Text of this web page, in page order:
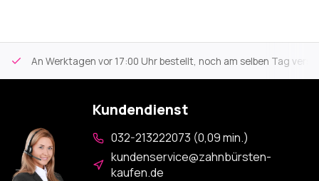
An Werktagen vor 17:00 Uhr bestellt, noch am selben Tag
Kundendienst
032-213222073 (0,09 min.)
kundenservice@zahnbürsten-
kaufen.de